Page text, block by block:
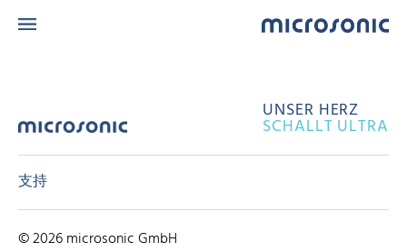
UNSER HERZ
SCHALLT ULTRA
支持
© 2026 microsonic GmbH